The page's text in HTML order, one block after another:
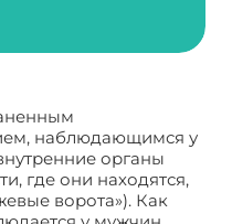
наблюдающимся у
органы
где они находятся,
ворота»). Как